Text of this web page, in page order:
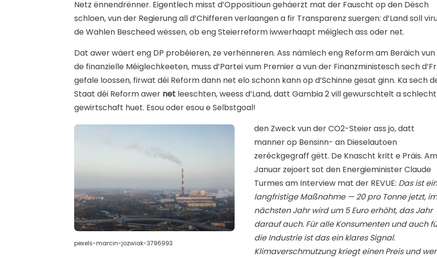
Netz ënnendrënner. Eigentlech misst d’Oppositioun gehäerzt mat der Fauscht op den Dësch
schloen, vun der Regierung all d’Chifferen verlaangen a fir Transparenz suergen: d’Land soll
de Wahlen Bescheed wëssen, ob eng Steierreform iwwerhaapt méiglech ass oder net.
Dat awer wäert eng DP probéieren, ze verhënneren. Ass nämlech eng Reform am Beräich vun
de finanzielle Méiglechkeeten, muss d’Partei vum Premier a vun der Finanzministesch sech
gefale loossen, firwat déi Reform dann net elo schonn kann op d’Schinne gesat ginn. Ka sech
Staat déi Reform awer net leeschten, weess d’Land, datt Gambia 2 vill gewurschtelt a schlecht
gewirtschaft huet. Esou oder esou e Selbstgoal!
pexels-marcin-jozwiak-3796993
den Zweck vun der CO2-Steier ass jo, datt
manner op Bensinn- an Dieselautoen
zeréckgegraff gëtt. De Knascht kritt e Präis. Am
Januar zejoert sot den Energieminister Claude
Turmes am Interview mat der REVUE: Das ist
langfristige Maßnahme — 20 pro Tonne jetzt, im
nächsten Jahr wird um 5 Euro erhöht, das Jahr
darauf auch. Für alle Konsumenten und auch
die Industrie ist das ein klares Signal.
Klimaverschmutzung kriegt einen Preis und wer